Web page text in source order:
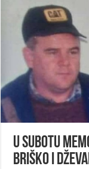
U subotu
Briško i